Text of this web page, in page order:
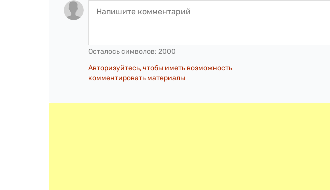
Осталось символов: 2000
Авторизуйтесь, чтобы иметь возможность
комментировать материалы